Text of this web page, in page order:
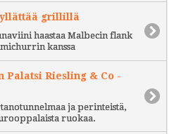
yllättää grillillä
haastaa Malbecin flank
kanssa
Palatsi Riesling & Co -
ja perinteistä,
ruokaa.